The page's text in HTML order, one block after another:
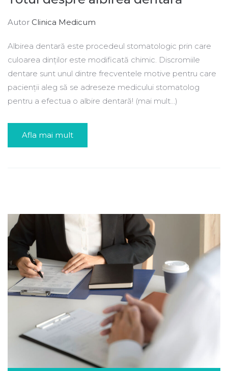
Autor Clinica Medicum
Albirea dentară este procedeul stomatologic prin care
culoarea dinților este modificată chimic. Discromiile
dentare sunt unul dintre frecventele motive pentru care
pacienții aleg să se adreseze medicului stomatolog
pentru a efectua o albire dentară! (mai mult…)
Afla mai mult